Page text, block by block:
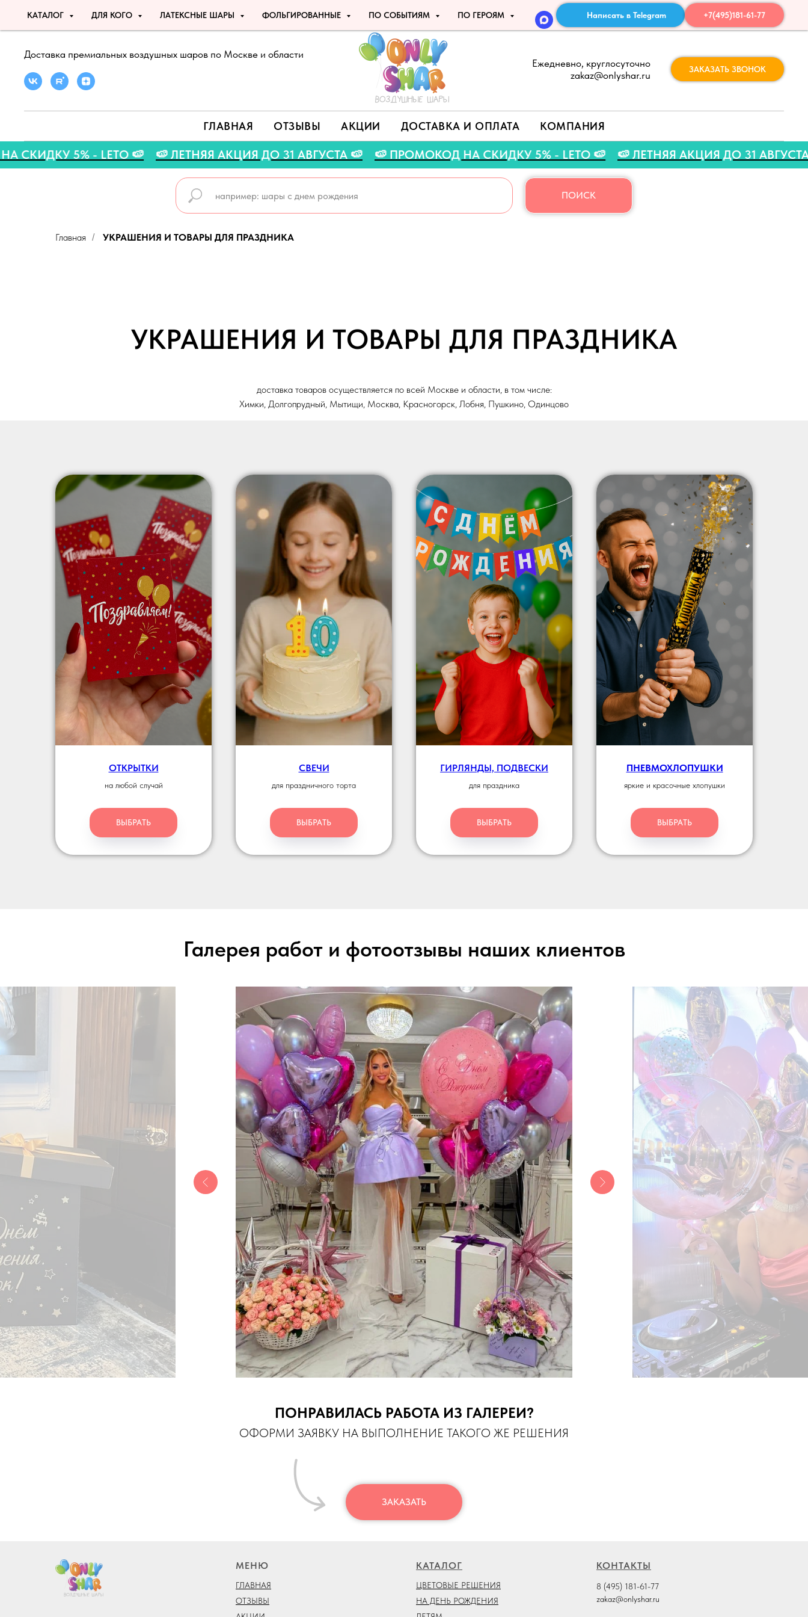
КАТАЛОГ ДЛЯ КОГО ЛАТЕКСНЫЕ ШАРЫ ФОЛЬГИРОВАННЫЕ ПО СОБЫТИЯМ ПО ГЕРОЯМ Написать в Telegram +7(495)181-61-77
Доставка премиальных воздушных шаров по Москве и области
Ежедневно, круглосуточно
zakaz@onlyshar.ru
ЗАКАЗАТЬ ЗВОНОК
ГЛАВНАЯ ОТЗЫВЫ АКЦИИ ДОСТАВКА И ОПЛАТА КОМПАНИЯ
НА СКИДКУ 5% - LETO 🍉 🍉 ЛЕТНЯЯ АКЦИЯ ДО 31 АВГУСТА 🍉 🍉 ПРОМОКОД НА СКИДКУ 5% - LETO 🍉 🍉 ЛЕТНЯЯ АКЦИЯ ДО 31
ПОИСК
Главная / УКРАШЕНИЯ И ТОВАРЫ ДЛЯ ПРАЗДНИКА
УКРАШЕНИЯ И ТОВАРЫ ДЛЯ ПРАЗДНИКА
доставка товаров осуществляется по всей Москве и области, в том числе:
Химки, Долгопрудный, Мытищи, Москва, Красногорск, Лобня, Пушкино, Одинцово
ОТКРЫТКИ
на любой случай
ВЫБРАТЬ
СВЕЧИ
для праздничного торта
ВЫБРАТЬ
ГИРЛЯНДЫ, ПОДВЕСКИ
для праздника
ВЫБРАТЬ
ПНЕВМОХЛОПУШКИ
яркие и красочные хлопушки
ВЫБРАТЬ
Галерея работ и фотоотзывы наших клиентов
ПОНРАВИЛАСЬ РАБОТА ИЗ ГАЛЕРЕИ?
ОФОРМИ ЗАЯВКУ НА ВЫПОЛНЕНИЕ ТАКОГО ЖЕ РЕШЕНИЯ
ЗАКАЗАТЬ
МЕНЮ
ГЛАВНАЯ
ОТЗЫВЫ
КАТАЛОГ
ЦВЕТОВЫЕ РЕШЕНИЯ
НА ДЕНЬ РОЖДЕНИЯ
КОНТАКТЫ
8 (495) 181-61-77
zakaz@onlyshar.ru